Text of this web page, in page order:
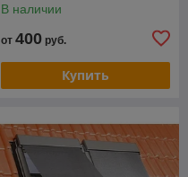
В наличии
от 400 руб.
Купить